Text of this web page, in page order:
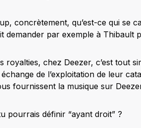
concrètement, qu’est-ce qui se
demander par exemple à Thibault
royalties, chez Deezer, c’est tout
de l’exploitation de leur
fournissent la musique sur
pourrais définir “ayant droit” ?